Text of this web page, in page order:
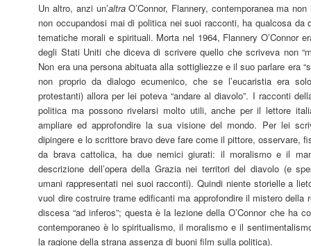
Un altro, anzi un’altraO’Connor, Flannery, contemporanea ma
non occupandosi mai di politica nei suoi racconti, ha qualcosa
tematiche morali e spirituali. Morta nel 1964, Flannery O’Connor
degli Stati Uniti che diceva di scrivere quello che scriveva non
Non era una persona abituata alla sottigliezze e il suo parlare era
non proprio da dialogo ecumenico, che se l’eucaristia era
protestanti) allora per lei poteva “andare al diavolo”. I racconti
politica ma possono rivelarsi molto utili, anche per il lettore
ampliare ed approfondire la sua visione del mondo. Per lei
dipingere e lo scrittore bravo deve fare come il pittore, osservare,
da brava cattolica, ha due nemici giurati: il moralismo e il
descrizione dell’opera della Grazia nei territori del diavolo (e
umani rappresentati nei suoi racconti). Quindi niente storielle a
vuol dire costruire trame edificanti ma approfondire il mistero della
discesa “ad inferos”; questa è la lezione della O’Connor che ha
contemporaneo è lo spiritualismo, il moralismo e il
la ragione della strana assenza di buoni film sulla politica).